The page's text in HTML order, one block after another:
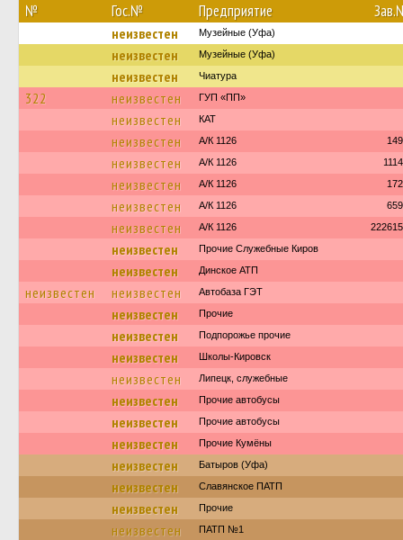
№ Гос.№ Предприятие
неизвестен Музейные (Уфа)
неизвестен Музейные (Уфа)
неизвестен Чиатура
322 неизвестен ГУП «ПП»
неизвестен КАТ
неизвестен А/К 1126
неизвестен А/К 1126
неизвестен А/К 1126
неизвестен А/К 1126
неизвестен А/К 1126
неизвестен Прочие Служебные Киров
неизвестен Динское АТП
неизвестен неизвестен Автобаза ГЭТ
неизвестен Прочие
неизвестен Подпорожье прочие
неизвестен Школы-Кировск
неизвестен Липецк, служебные
неизвестен Прочие автобусы
неизвестен Прочие автобусы
неизвестен Прочие Кумёны
неизвестен Батыров (Уфа)
неизвестен Славянское ПАТП
неизвестен Прочие
неизвестен ПАТП №1